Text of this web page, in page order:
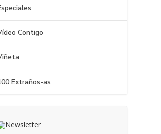
Contigo
Extraños-as